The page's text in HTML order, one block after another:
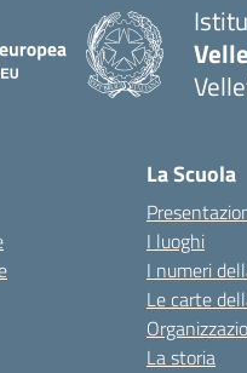
La Scuola
I luoghi
I numeri
Le carte
La storia